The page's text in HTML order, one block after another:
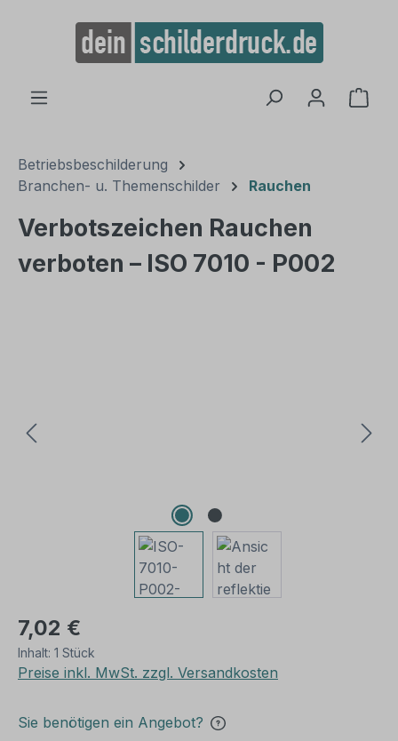
springen
Betriebsbeschilderung
Branchen- u. Themenschilder
Rauchen
Verbotszeichen Rauchen
verboten – ISO 7010 - P002
7,02 €
Inhalt: 1 Stück
Preise inkl. MwSt. zzgl. Versandkosten
Sie benötigen ein Angebot?